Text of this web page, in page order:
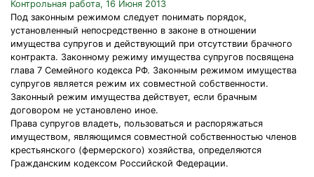
Контрольная работа, 16 Июня 2013
Под законным режимом следует понимать порядок,
установленный непосредственно в законе в отношении
имущества супругов и действующий при отсутствии брачного
контракта. Законному режиму имущества супругов посвящена
глава 7 Семейного кодекса РФ. Законным режимом имущества
супругов является режим их совместной собственности.
Законный режим имущества действует, если брачным
договором не установлено иное.
Права супругов владеть, пользоваться и распоряжаться
имуществом, являющимся совместной собственностью членов
крестьянского (фермерского) хозяйства, определяются
Гражданским кодексом Российской Федерации.